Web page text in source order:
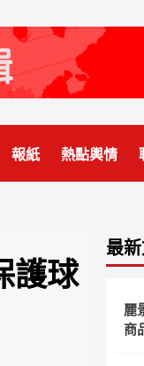
報紙 熱點輿情
護球
最
麗
商